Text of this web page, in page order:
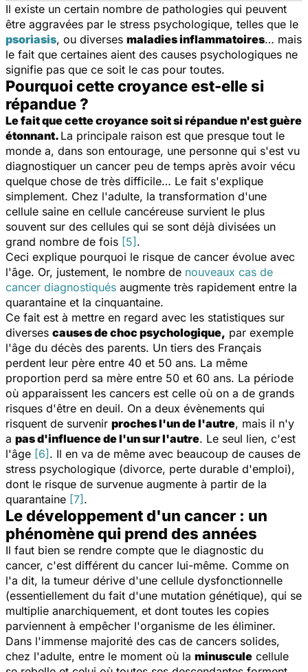
Il existe un certain nombre de pathologies qui peuvent
être aggravées par le stress psychologique, telles que le
psoriasis, ou diverses maladies inflammatoires… mais
le fait que certaines aient des causes psychologiques ne
signifie pas que ce soit le cas pour toutes.
Pourquoi cette croyance est-elle si
répandue ?
Le fait que cette croyance soit si répandue n'est guère
étonnant. La principale raison est que presque tout le
monde a, dans son entourage, une personne qui s'est vu
diagnostiquer un cancer peu de temps après avoir vécu
quelque chose de très difficile… Le fait s'explique
simplement. Chez l'adulte, la transformation d'une
cellule saine en cellule cancéreuse survient le plus
souvent sur des cellules qui se sont déjà divisées un
grand nombre de fois [5].
Ceci explique pourquoi le risque de cancer évolue avec
l'âge. Or, justement, le nombre de nouveaux cas de
cancer diagnostiqués augmente très rapidement entre la
quarantaine et la cinquantaine.
Ce fait est à mettre en regard avec les statistiques sur
diverses causes de choc psychologique, par exemple
l'âge du décès des parents. Un tiers des Français
perdent leur père entre 40 et 50 ans. La même
proportion perd sa mère entre 50 et 60 ans. La période
où apparaissent les cancers est celle où on a de grands
risques d'être en deuil. On a deux évènements qui
risquent de survenir proches l'un de l'autre, mais il n'y
a pas d'influence de l'un sur l'autre. Le seul lien, c'est
l'âge [6]. Il en va de même avec beaucoup de causes de
stress psychologique (divorce, perte durable d'emploi),
dont le risque de survenue augmente à partir de la
quarantaine [7].
Le développement d'un cancer : un
phénomène qui prend des années
Il faut bien se rendre compte que le diagnostic du
cancer, c'est différent du cancer lui-même. Comme on
l'a dit, la tumeur dérive d'une cellule dysfonctionnelle
(essentiellement du fait d'une mutation génétique), qui se
multiplie anarchiquement, et dont toutes les copies
parviennent à empêcher l'organisme de les éliminer.
Dans l'immense majorité des cas de cancers solides,
chez l'adulte, entre le moment où la minuscule cellule